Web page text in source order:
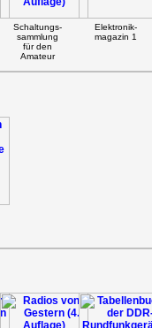
Schaltungs-
sammlung
für den
Amateur
Elektronik-
magazin 1